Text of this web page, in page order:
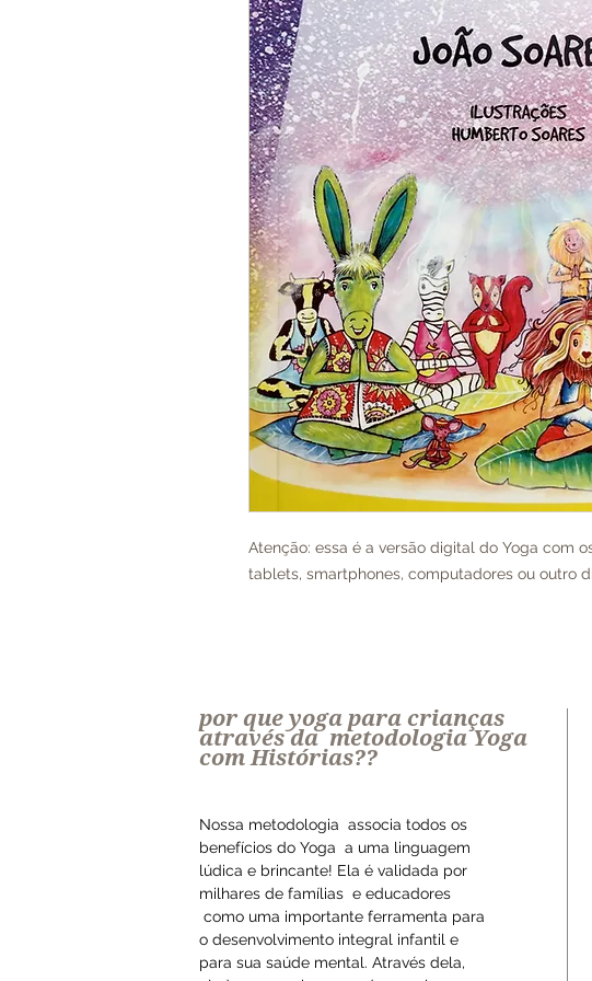
Atenção: essa é a versão digital do Yoga com
tablets, smartphones, computadores ou outro
por que yoga para crianças
através da metodologia Yoga
com Histórias??
Nossa metodologia associa todos os
benefícios do Yoga a uma linguagem
lúdica e brincante! Ela é validada por
milhares de famílias e educadores
como uma importante ferramenta para
o desenvolvimento integral infantil e
para sua saúde mental. Através dela,